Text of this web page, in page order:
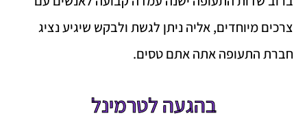
צרכים מיוחדים, אליה ניתן לגשת ולבקש שיגיע נציג
חברת התעופה אתה אתם טסים.
בהגעה לטרמינל